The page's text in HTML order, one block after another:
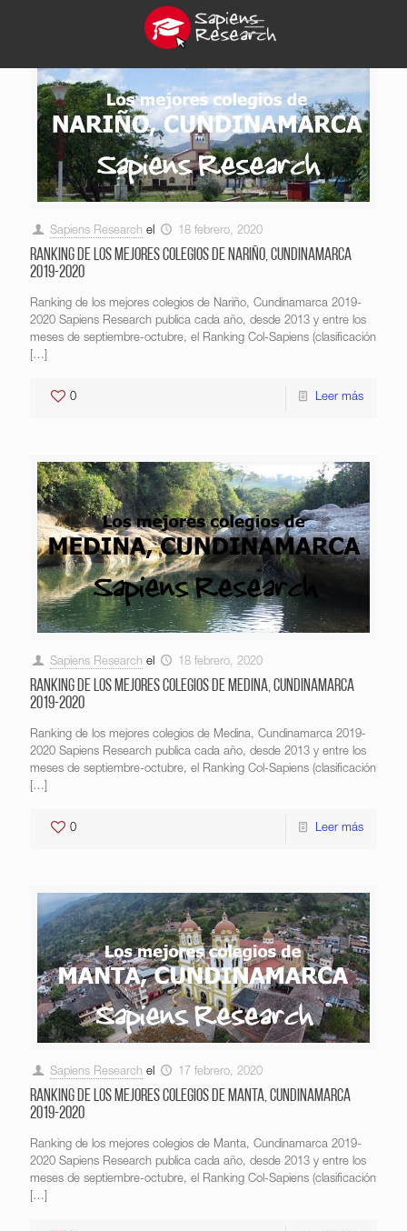
Sapiens Research el 18 febrero, 2020
Ranking de los mejores colegios de Nariño, Cundinamarca
2019-2020
Ranking de los mejores colegios de Nariño, Cundinamarca 2019-
2020 Sapiens Research publica cada año, desde 2013 y entre los
meses de septiembre-octubre, el Ranking Col-Sapiens (clasificación
[…]
0 Leer más
Sapiens Research el 18 febrero, 2020
Ranking de los mejores colegios de Medina, Cundinamarca
2019-2020
Ranking de los mejores colegios de Medina, Cundinamarca 2019-
2020 Sapiens Research publica cada año, desde 2013 y entre los
meses de septiembre-octubre, el Ranking Col-Sapiens (clasificación
[…]
0 Leer más
Sapiens Research el 17 febrero, 2020
Ranking de los mejores colegios de Manta, Cundinamarca
2019-2020
Ranking de los mejores colegios de Manta, Cundinamarca 2019-
2020 Sapiens Research publica cada año, desde 2013 y entre los
meses de septiembre-octubre, el Ranking Col-Sapiens (clasificación
[…]